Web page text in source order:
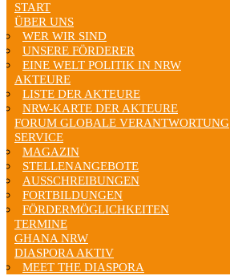
START
ÜBER UNS
WER WIR SIND
UNSERE FÖRDERER
EINE WELT POLITIK IN NRW
AKTEURE
LISTE DER AKTEURE
NRW-KARTE DER AKTEURE
FORUM GLOBALE VERANTWORTUNG
SERVICE
MAGAZIN
STELLENANGEBOTE
AUSSCHREIBUNGEN
FORTBILDUNGEN
FÖRDERMÖGLICHKEITEN
TERMINE
GHANA NRW
DIASPORA AKTIV
MEET THE DIASPORA